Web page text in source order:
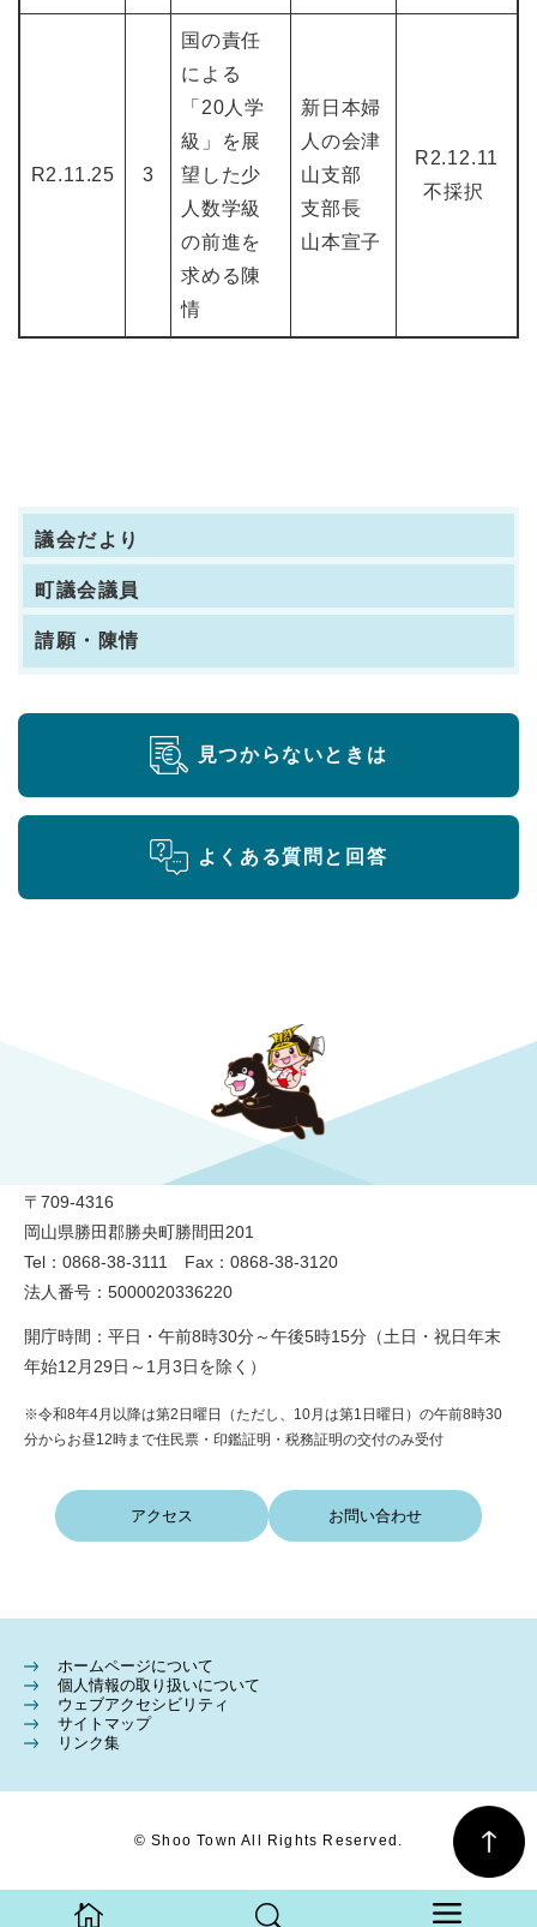
R2.11.25 3
国の責任
による
「20人学
級」を展
望した少
人数学級
の前進を
求める陳
情
新日本婦
人の会津
山支部
支部長
山本宣子
R2.12.11
不採択
議会だより
町議会議員
請願・陳情
見つからないときは
よくある質問と回答
〒709-4316
岡山県勝田郡勝央町勝間田201
Tel：0868-38-3111 Fax：0868-38-3120
法人番号：5000020336220
開庁時間：平日・午前8時30分～午後5時15分（土日・祝日年末
年始12月29日～1月3日を除く）
※令和8年4月以降は第2日曜日（ただし、10月は第1日曜日）の午前8時30
分からお昼12時まで住民票・印鑑証明・税務証明の交付のみ受付
アクセス お問い合わせ
ホームページについて
個人情報の取り扱いについて
ウェブアクセシビリティ
サイトマップ
リンク集
© Shoo Town All Rights Reserved.